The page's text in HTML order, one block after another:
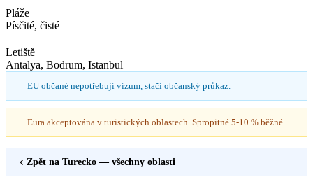
Pláže
Písčité, čisté
Letiště
Antalya, Bodrum, Istanbul
EU občané nepotřebují vízum, stačí občanský průkaz.
Eura akceptována v turistických oblastech. Spropitné 5-10 % běžné.
Zpět na Turecko — všechny oblasti